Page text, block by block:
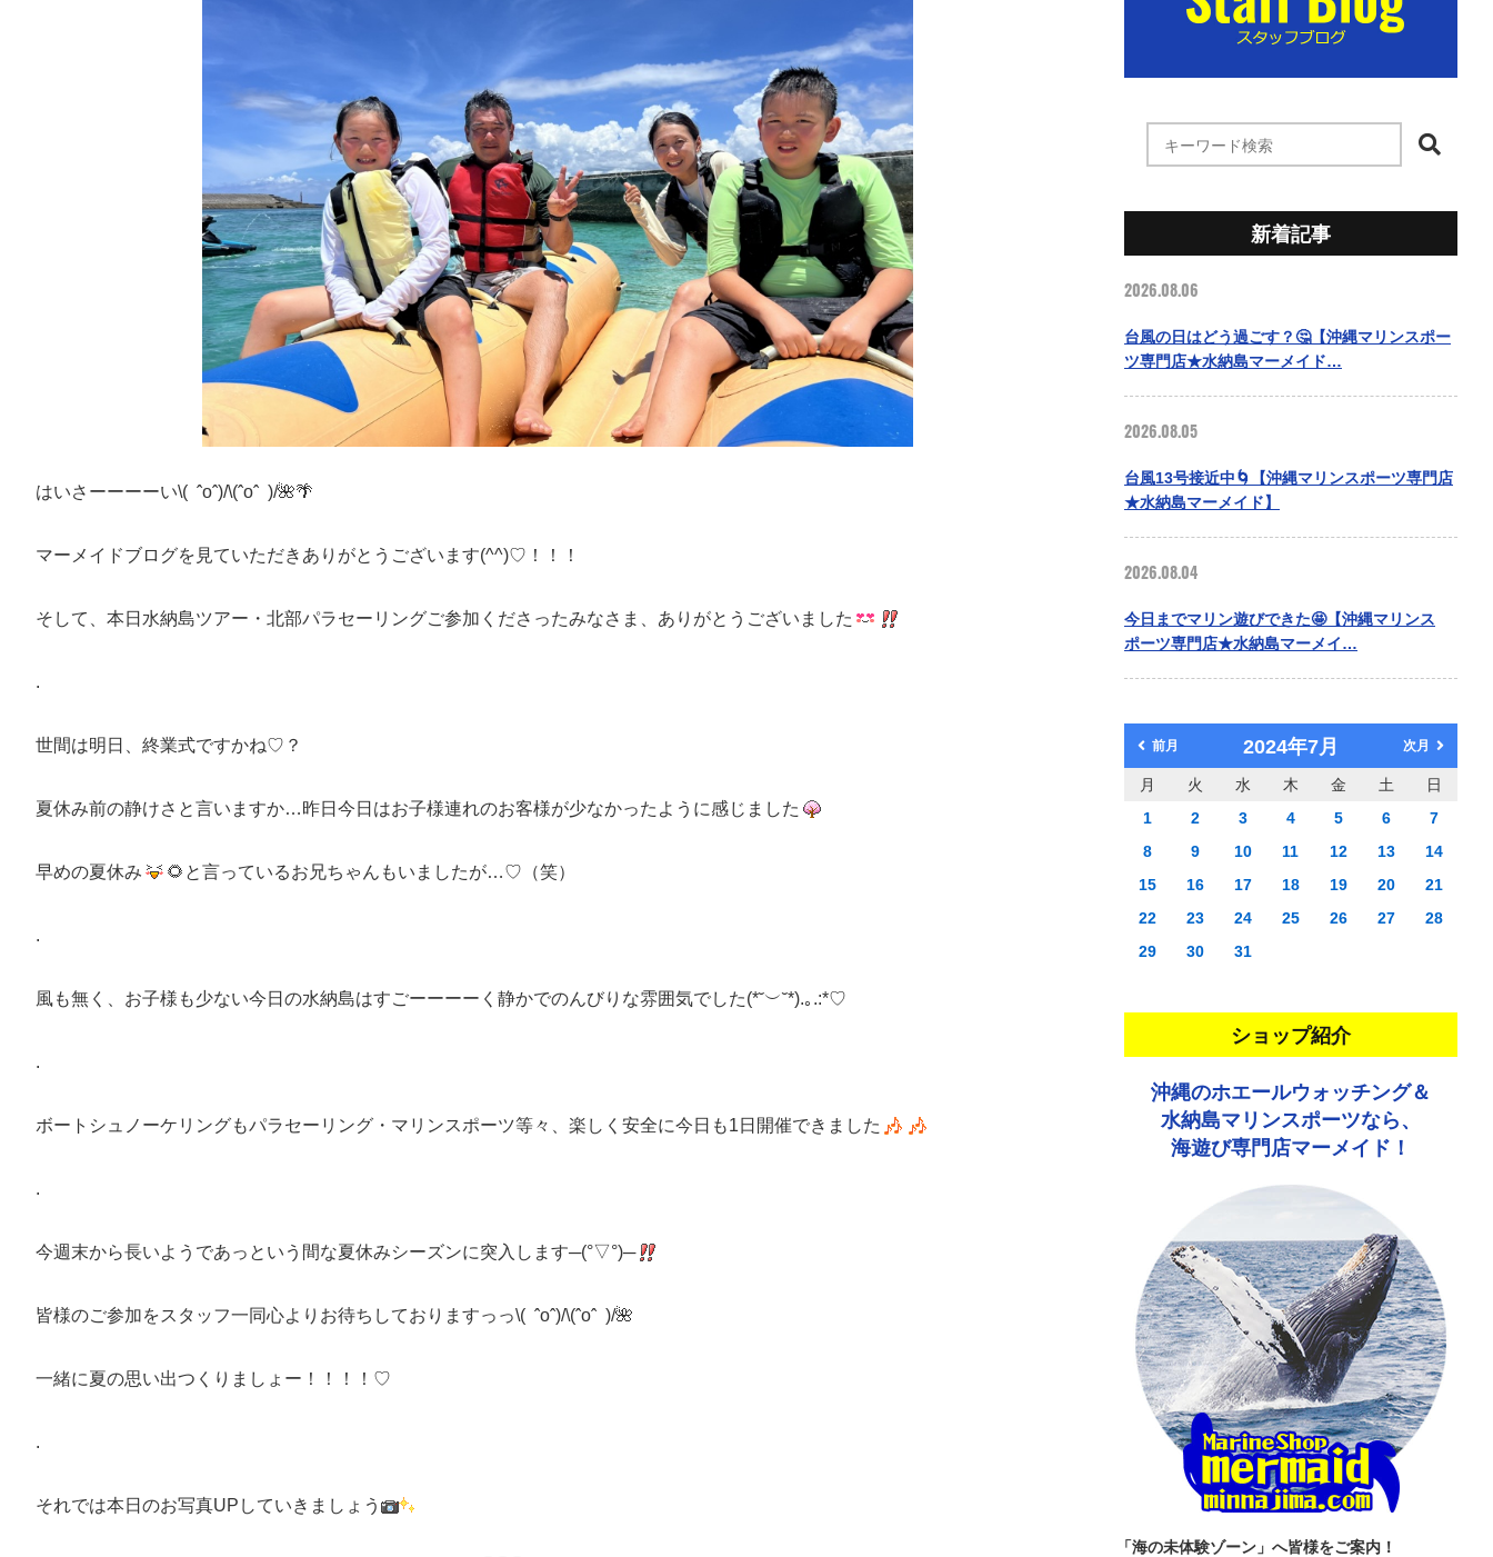
はいさーーーーい\( ˆoˆ)/\(ˆoˆ )/🌺🌴
マーメイドブログを見ていただきありがとうございます(^^)♡！！！
そして、本日水納島ツアー・北部パラセーリングご参加くださったみなさま、ありがとうございました
.
世間は明日、終業式ですかね♡？
夏休み前の静けさと言いますか…昨日今日はお子様連れのお客様が少なかったように感じました
早めの夏休み 🌻と言っているお兄ちゃんもいましたが…♡（笑）
.
風も無く、お子様も少ない今日の水納島はすごーーーーく静かでのんびりな雰囲気でした(*˘︶˘*).｡.:*♡
.
ボートシュノーケリングもパラセーリング・マリンスポーツ等々、楽しく安全に今日も1日開催できました
.
今週末から長いようであっという間な夏休みシーズンに突入します─(°▽°)─
皆様のご参加をスタッフ一同心よりお待ちしておりますっっ\( ˆoˆ)/\(ˆoˆ )/🌺
一緒に夏の思い出つくりましょー！！！！♡
.
それでは本日のお写真UPしていきましょう
新着記事
2026.08.06
台風の日はどう過ごす？🤔【沖縄マリンスポー
ツ専門店★水納島マーメイド…
2026.08.05
台風13号接近中🌀【沖縄マリンスポーツ専門店
★水納島マーメイド】
2026.08.04
今日までマリン遊びできた🤩【沖縄マリンス
ポーツ専門店★水納島マーメイ…
前月 2024年7月 次月
月 火 水 木 金 土
日
1
2 3 4 5 6
7
8
9 10 11 12 13
14
15
16 17 18 19 20
21
22
23 24 25 26 27
28
29
30 31
ショップ紹介
沖縄のホエールウォッチング＆
水納島マリンスポーツなら、
海遊び専門店マーメイド！
「海の未体験ゾーン」へ皆様をご案内！